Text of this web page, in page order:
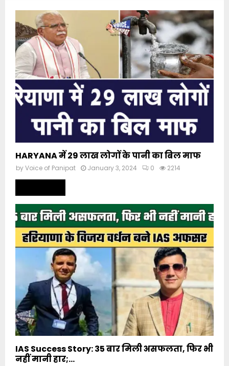
HARYANA में 29 लाख लोगों के पानी का बिल माफ
byVoice of Panipat January 3, 2024 0 2214
IAS Success Story: 35 बार मिली असफलता, फिर भी
नहीं मानी हार;...